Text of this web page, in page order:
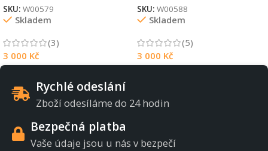
SKU: W00579
Skladem
(3)
3 000 Kč
SKU: W00588
Skladem
(5)
3 000 Kč
Rychlé odeslání
Zboží odesíláme do 24 hodin
Bezpečná platba
Vaše údaje jsou u nás v bezpečí